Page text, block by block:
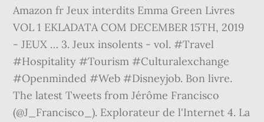
Amazon fr Jeux interdits Emma Green Livres
VOL 1 EKLADATA COM DECEMBER 15TH, 2019
- JEUX … 3. Jeux insolents - vol. #Travel
#Hospitality #Tourism #Culturalexchange
#Openminded #Web #Disneyjob. Bon livre.
The latest Tweets from Jérôme Francisco
(@J_Francisco_). Explorateur de l'Internet 4. La